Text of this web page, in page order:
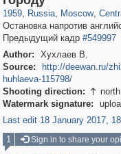
1959, Russia, Moscow,
Остановка напротив
Предыдущий кадр #549997
Author:
Хухлаев В.
Source:
http://deewan.ru/
huhlaeva-115798/
Shooting direction:  north
Watermark signature:
Last edit 18 January 2017,
1
Sign in to share your